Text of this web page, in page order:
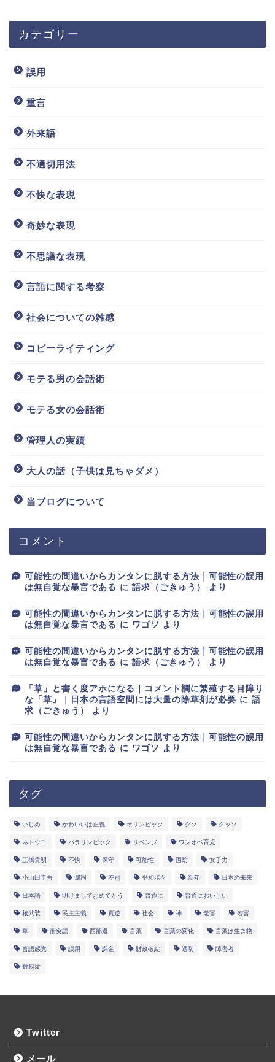
カテゴリー
誤用
重言
外来語
不適切用法
不快な表現
奇妙な表現
不思議な表現
言語に関する考察
社会についての雑感
コピーライティング
モテる男の会話術
モテる女の会話術
管理人の実績
大人の話（子供は見ちゃダメ）
当ブログについて
コメント
可能性の間違いからカンタンに脱する方法｜可能性の誤用
は無自覚な暴言である に 語求（ごきゅう） より
可能性の間違いからカンタンに脱する方法｜可能性の誤用
は無自覚な暴言である に ワゴソ より
可能性の間違いからカンタンに脱する方法｜可能性の誤用
は無自覚な暴言である に 語求（ごきゅう） より
「草」と書く度アホになる｜コメント欄に繁殖する目障り
な「草」｜日本の言語空間には大量の除草剤が必要 に 語
求（ごきゅう）
より
可能性の間違いからカンタンに脱する方法｜可能性の誤用
は無自覚な暴言である に ワゴソ より
タグ
いじめ かわいいは正義 オリンピック クソ クッソ
ネトウヨ パラリンピック リベンジ ワンオペ育児
三橋貴明 不快 保守 可能性 国防 女子力
小山田圭吾 属国 差別 平和ボケ 新年 日本の未来
日本語 明けましておめでとう 普通に 普通においしい
核武装 民主主義 真逆 社会 神 老害 若害
草 衝突語 西部邁 言葉 言葉の変化 言葉は生き物
言語感覚 誤用 課金 財政破綻 適切 障害者
難易度
Twitter
メール